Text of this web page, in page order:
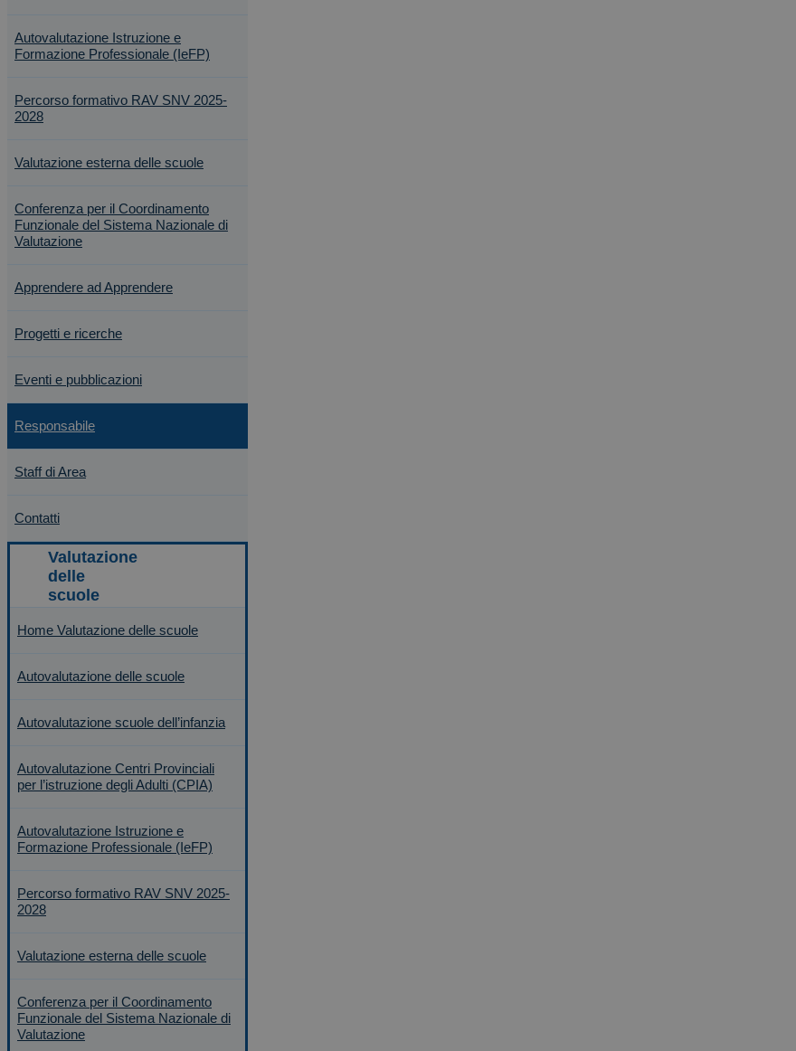
Autovalutazione Istruzione e
Formazione Professionale (IeFP)
Percorso formativo RAV SNV 2025-
2028
Valutazione esterna delle scuole
Conferenza per il Coordinamento
Funzionale del Sistema Nazionale di
Valutazione
Apprendere ad Apprendere
Progetti e ricerche
Eventi e pubblicazioni
Responsabile
Staff di Area
Contatti
Home Valutazione delle scuole
Autovalutazione delle scuole
Autovalutazione scuole dell’infanzia
Autovalutazione Centri Provinciali
per l’istruzione degli Adulti (CPIA)
Autovalutazione Istruzione e
Formazione Professionale (IeFP)
Percorso formativo RAV SNV 2025-
2028
Valutazione esterna delle scuole
Conferenza per il Coordinamento
Funzionale del Sistema Nazionale di
Valutazione